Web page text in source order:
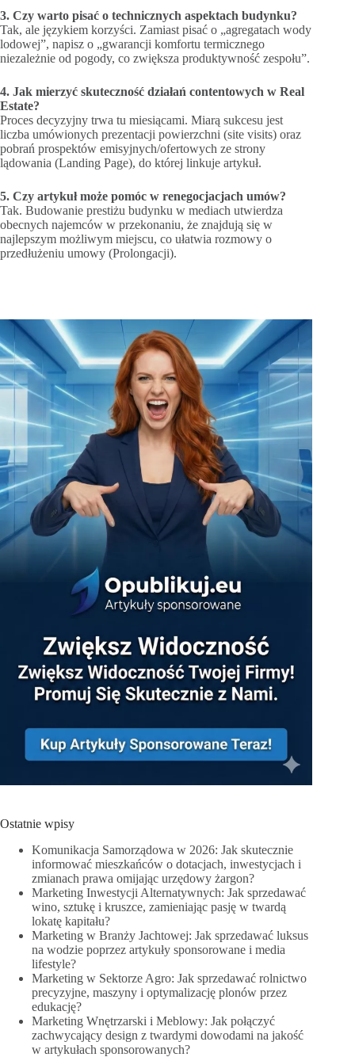
3. Czy warto pisać o technicznych aspektach budynku?
Tak, ale językiem korzyści. Zamiast pisać o „agregatach wody
lodowej”, napisz o „gwarancji komfortu termicznego
niezależnie od pogody, co zwiększa produktywność zespołu”.
4. Jak mierzyć skuteczność działań contentowych w Real
Estate?
Proces decyzyjny trwa tu miesiącami. Miarą sukcesu jest
liczba umówionych prezentacji powierzchni (site visits) oraz
pobrań prospektów emisyjnych/ofertowych ze strony
lądowania (Landing Page), do której linkuje artykuł.
5. Czy artykuł może pomóc w renegocjacjach umów?
Tak. Budowanie prestiżu budynku w mediach utwierdza
obecnych najemców w przekonaniu, że znajdują się w
najlepszym możliwym miejscu, co ułatwia rozmowy o
przedłużeniu umowy (Prolongacji).
Ostatnie wpisy
Komunikacja Samorządowa w 2026: Jak skutecznie
informować mieszkańców o dotacjach, inwestycjach i
zmianach prawa omijając urzędowy żargon?
Marketing Inwestycji Alternatywnych: Jak sprzedawać
wino, sztukę i kruszce, zamieniając pasję w twardą
lokatę kapitału?
Marketing w Branży Jachtowej: Jak sprzedawać luksus
na wodzie poprzez artykuły sponsorowane i media
lifestyle?
Marketing w Sektorze Agro: Jak sprzedawać rolnictwo
precyzyjne, maszyny i optymalizację plonów przez
edukację?
Marketing Wnętrzarski i Meblowy: Jak połączyć
zachwycający design z twardymi dowodami na jakość
w artykułach sponsorowanych?